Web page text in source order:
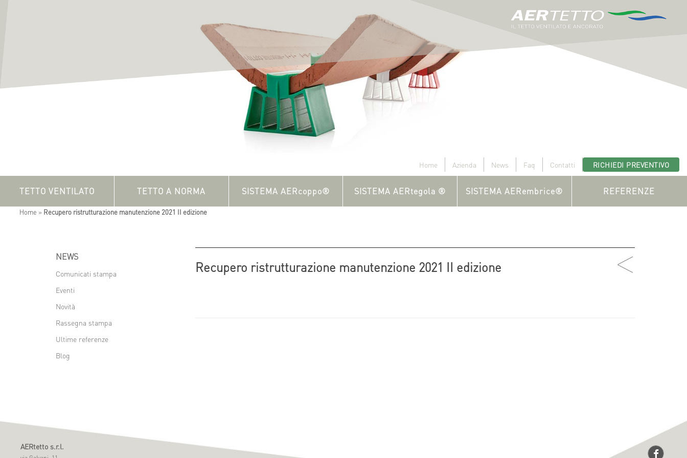
Home Azienda News Faq Contatti RICHIEDI PREVENTIVO
TETTO VENTILATO TETTO A NORMA SISTEMA AERcoppo® SISTEMA AERtegola ® SISTEMA AERembrice® REFERENZE
Home » Recupero ristrutturazione manutenzione 2021 II edizione
Recupero ristrutturazione manutenzione 2021 II edizione
NEWS
Comunicati stampa
Eventi
Novità
Rassegna stampa
Ultime referenze
Blog
AERtetto s.r.l.